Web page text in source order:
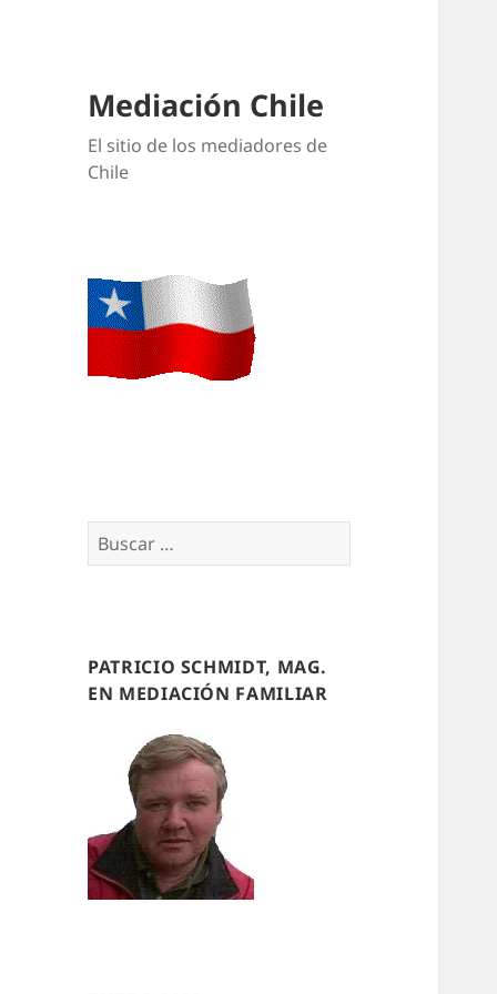
Mediación Chile
El sitio de los mediadores de
Chile
Buscar
por:
PATRICIO SCHMIDT, MAG.
EN MEDIACIÓN FAMILIAR